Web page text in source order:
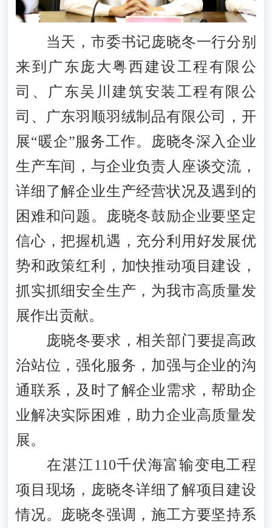
当天，市委书记庞晓冬一行分别
来到广东庞大粤西建设工程有限公
司、广东吴川建筑安装工程有限公
司、广东羽顺羽绒制品有限公司，开
展“暖企”服务工作。庞晓冬深入企业
生产车间，与企业负责人座谈交流，
详细了解企业生产经营状况及遇到的
困难和问题。庞晓冬鼓励企业要坚定
信心，把握机遇，充分利用好发展优
势和政策红利，加快推动项目建设，
抓实抓细安全生产，为我市高质量发
展作出贡献。
庞晓冬要求，相关部门要提高政
治站位，强化服务，加强与企业的沟
通联系，及时了解企业需求，帮助企
业解决实际困难，助力企业高质量发
展。
在湛江110千伏海富输变电工程
项目现场，庞晓冬详细了解项目建设
情况。庞晓冬强调，施工方要坚持系